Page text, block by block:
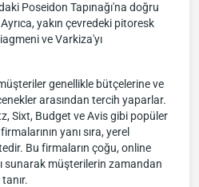
Poseidon Tapınağı'na doğru
yakın çevredeki pitoresk
ve Varkiza'yı
genellikle bütçelerine ve
arasından tercih yaparlar.
Sixt, Budget ve Avis gibi popüler
yanı sıra, yerel
Bu firmaların çoğu, online
sunarak müşterilerin zamandan